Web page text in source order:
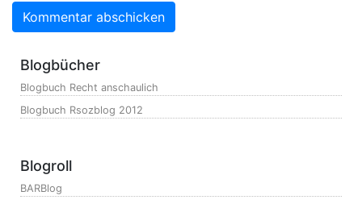
Blogbücher
Blogbuch Recht anschaulich
Blogbuch Rsozblog 2012
Blogroll
BARBlog